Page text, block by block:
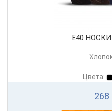
Е40
Цвета:
268